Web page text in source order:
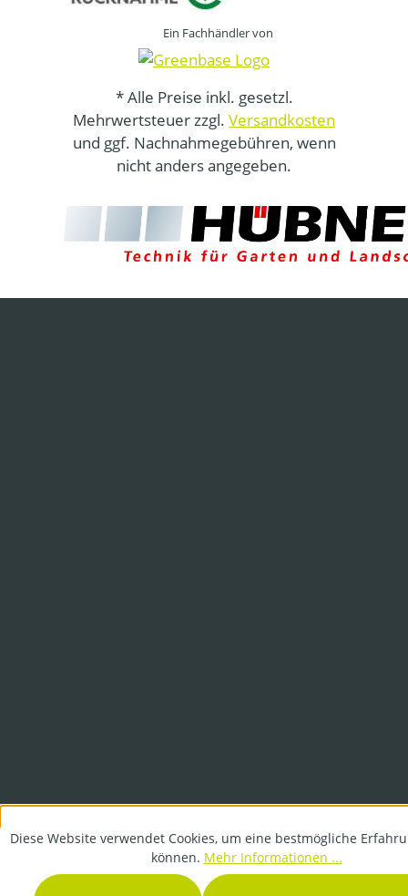
Ein Fachhändler von
* Alle Preise inkl. gesetzl.
Mehrwertsteuer zzgl. Versandkosten
und ggf. Nachnahmegebühren, wenn
nicht anders angegeben.
Diese Website verwendet Cookies, um eine bestmögliche
können. Mehr Informationen ...